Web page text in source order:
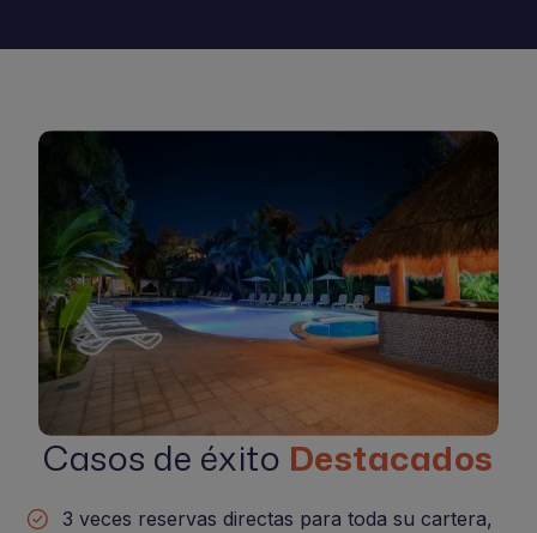
Casos de éxito Destacados
3 veces reservas directas para toda su cartera,